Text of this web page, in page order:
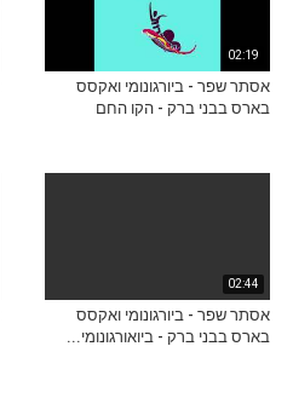
02:19
אסתר שפר - ביורגונומי ואקסס
בארס בבני ברק - הקו החם
02:44
אסתר שפר - ביורגונומי ואקסס
בארס בבני ברק - ביואורגונומי...